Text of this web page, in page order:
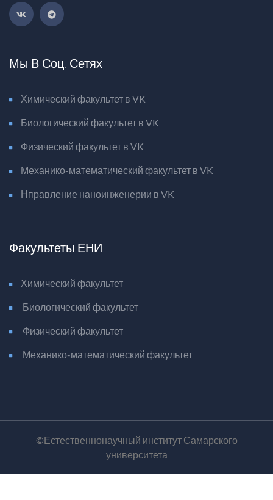
Мы В Соц. Сетях
Химический факультет в VK
Биологический факультет в VK
Физический факультет в VK
Механико-математический факультет в VK
Нправление наноинженерии в VK
Факультеты ЕНИ
Химический факультет
Биологический факультет
Физический факультет
Механико-математический факультет
©Естественнонаучный институт Самарского
университета